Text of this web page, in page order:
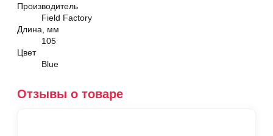
Производитель
Field Factory
Длина, мм
105
Цвет
Blue
Отзывы о товаре